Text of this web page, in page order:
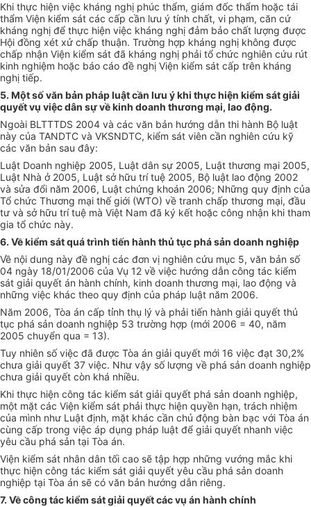
Khi thực hiện việc kháng nghị phúc thẩm, giám đốc thẩm hoặc tái
thẩm Viện kiểm sát các cấp cần lưu ý tính chất, vi phạm, căn cứ
kháng nghị để thực hiện việc kháng nghị đảm bảo chất lượng được
Hội đồng xét xử chấp thuận. Trường hợp kháng nghị không được
chấp nhận Viện kiểm sát đã kháng nghị phải tổ chức nghiên cứu rút
kinh nghiệm hoặc báo cáo đề nghị Viện kiểm sát cấp trên kháng
nghị tiếp.
5. Một số văn bản pháp luật cần lưu ý khi thực hiện kiểm sát giải
quyết vụ việc dân sự về kinh doanh thương mại, lao động.
Ngoài BLTTTDS 2004 và các văn bản hướng dẫn thi hành Bộ luật
này của TANDTC và VKSNDTC, kiểm sát viên cần nghiên cứu kỹ
các văn bản sau đây:
Luật Doanh nghiệp 2005, Luật dân sự 2005, Luật thương mại 2005,
Luật Nhà ở 2005, Luật sở hữu trí tuệ 2005, Bộ luật lao động 2002
và sửa đổi năm 2006, Luật chứng khoán 2006; Những quy định của
Tổ chức Thương mại thế giới (WTO) về tranh chấp thương mại, đầu
tư và sở hữu trí tuệ mà Việt Nam đã ký kết hoặc công nhận khi tham
gia tổ chức này.
6. Về kiểm sát quá trình tiến hành thủ tục phá sản doanh nghiệp
Về nội dung này đề nghị các đơn vị nghiên cứu mục 5, văn bản số
04 ngày 18/01/2006 của Vụ 12 về việc hướng dẫn công tác kiểm
sát giải quyết án hành chính, kinh doanh thương mại, lao động và
những việc khác theo quy định của pháp luật năm 2006.
Năm 2006, Tòa án cấp tỉnh thụ lý và phải tiến hành giải quyết thủ
tục phá sản doanh nghiệp 53 trường hợp (mới 2006 = 40, năm
2005 chuyển qua = 13).
Tuy nhiên số việc đã được Tòa án giải quyết mới 16 việc đạt 30,2%
chưa giải quyết 37 việc. Như vậy số lượng về phá sản doanh nghiệp
chưa giải quyết còn khá nhiều.
Khi thực hiện công tác kiểm sát giải quyết phá sản doanh nghiệp,
một mặt các Viện kiểm sát phải thực hiện quyền hạn, trách nhiệm
của mình như Luật định, mặt khác cần chủ động bàn bạc với Tòa án
cùng cấp trong việc áp dụng pháp luật để giải quyết nhanh việc
yêu cầu phá sản tại Tòa án.
Viện kiểm sát nhân dân tối cao sẽ tập hợp những vướng mắc khi
thực hiện công tác kiểm sát giải quyết yêu cầu phá sản doanh
nghiệp tại Tòa án sẽ có văn bản hướng dẫn riêng.
7. Về công tác kiểm sát giải quyết các vụ án hành chính